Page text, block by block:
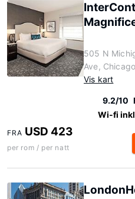
505 N
Ave,
Vis kart
9.2/10
Wi-fi
FRA USD 423
per rom / per natt